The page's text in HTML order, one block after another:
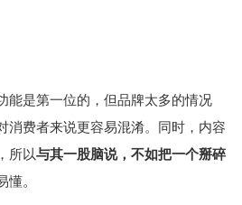
能是第一位的，但品牌太多的情况
消费者来说更容易混淆。同时，内容
所以与其一股脑说，不如把一个掰碎
懂。